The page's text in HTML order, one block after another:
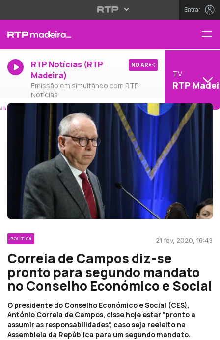
Entrar
RTP Notícias (RTP
Madeira)
Emissão em simultâneo com RTP
Notícias
NO AR
TV
RTP
POLÍTICA 21 fev, 2020, 16:43
Correia de Campos diz-se
pronto para segundo mandato
no Conselho Económico e Social
O presidente do Conselho Económico e Social (CES),
António Correia de Campos, disse hoje estar "pronto a
assumir as responsabilidades", caso seja reeleito na
Assembleia da República para um segundo mandato.